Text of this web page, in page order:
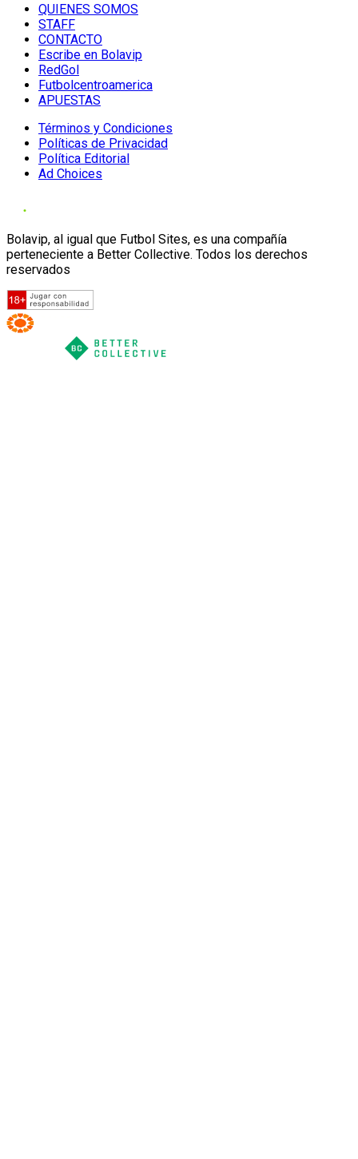
QUIENES SOMOS
STAFF
CONTACTO
Escribe en Bolavip
RedGol
Futbolcentroamerica
APUESTAS
Términos y Condiciones
Políticas de Privacidad
Política Editorial
Ad Choices
Bolavip, al igual que Futbol Sites, es una compañía
perteneciente a Better Collective. Todos los derechos
reservados